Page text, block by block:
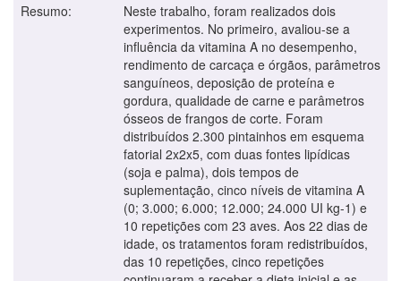
Resumo:
Neste trabalho, foram realizados dois
experimentos. No primeiro, avaliou-se a
influência da vitamina A no desempenho,
rendimento de carcaça e órgãos, parâmetros
sanguíneos, deposição de proteína e
gordura, qualidade de carne e parâmetros
ósseos de frangos de corte. Foram
distribuídos 2.300 pintainhos em esquema
fatorial 2x2x5, com duas fontes lipídicas
(soja e palma), dois tempos de
suplementação, cinco níveis de vitamina A
(0; 3.000; 6.000; 12.000; 24.000 UI kg-1) e
10 repetições com 23 aves. Aos 22 dias de
idade, os tratamentos foram redistribuídos,
das 10 repetições, cinco repetições